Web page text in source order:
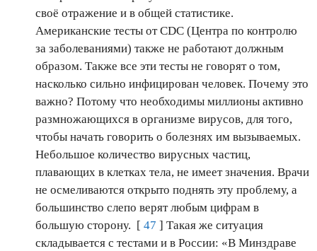
своё отражение и в общей статистике.
Американские тесты от CDC (Центра по контролю
за заболеваниями) также не работают должным
образом. Также все эти тесты не говорят о том,
насколько сильно инфицирован человек. Почему это
важно? Потому что необходимы миллионы активно
размножающихся в организме вирусов, для того,
чтобы начать говорить о болезнях им вызываемых.
Небольшое количество вирусных частиц,
плавающих в клетках тела, не имеет значения. Врачи
не осмеливаются открыто поднять эту проблему, а
большинство слепо верят любым цифрам в
большую сторону. [ 47 ] Такая же ситуация
складывается с тестами и в России: «В Минздраве